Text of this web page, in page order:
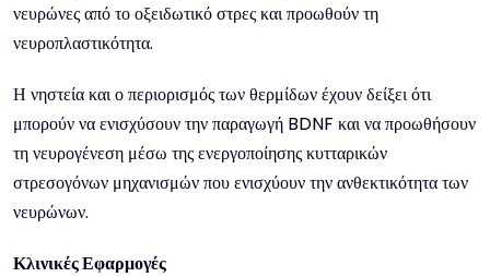
νευρώνες από το οξειδωτικό στρες και προωθούν τη
νευροπλαστικότητα.
Η νηστεία και ο περιορισμός των θερμίδων έχουν δείξει ότι
μπορούν να ενισχύσουν την παραγωγή BDNF και να προωθήσουν
τη νευρογένεση μέσω της ενεργοποίησης κυτταρικών
στρεσογόνων μηχανισμών που ενισχύουν την ανθεκτικότητα των
νευρώνων.
Κλινικές Εφαρμογές